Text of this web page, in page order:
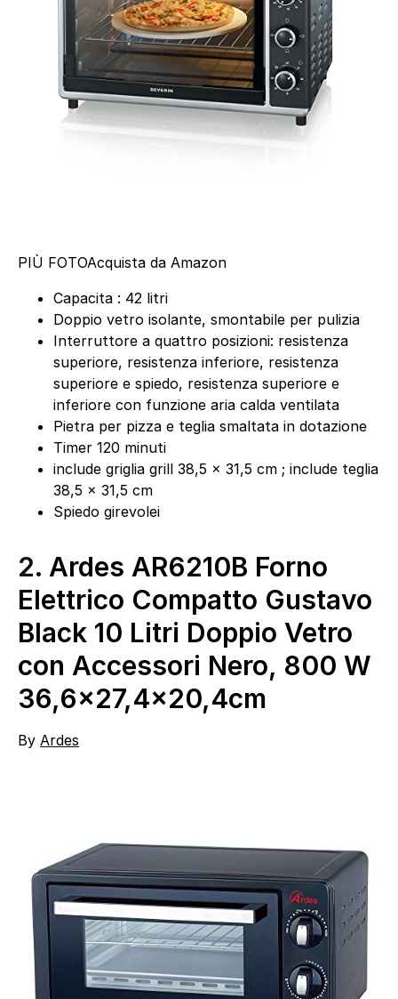
PIÙ FOTOAcquista da Amazon
Capacita : 42 litri
Doppio vetro isolante, smontabile per pulizia
Interruttore a quattro posizioni: resistenza
superiore, resistenza inferiore, resistenza
superiore e spiedo, resistenza superiore e
inferiore con funzione aria calda ventilata
Pietra per pizza e teglia smaltata in dotazione
Timer 120 minuti
include griglia grill 38,5 x 31,5 cm ; include teglia
38,5 x 31,5 cm
Spiedo girevolei
2. Ardes AR6210B Forno
Elettrico Compatto Gustavo
Black 10 Litri Doppio Vetro
con Accessori Nero, 800 W
36,6×27,4×20,4cm
By Ardes